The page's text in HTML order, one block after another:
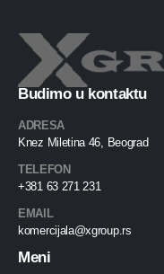
Budimo u kontaktu
ADRESA
Knez Miletina 46, Beograd
TELEFON
+381 63 271 231
EMAIL
komercijala@xgroup.rs
Meni